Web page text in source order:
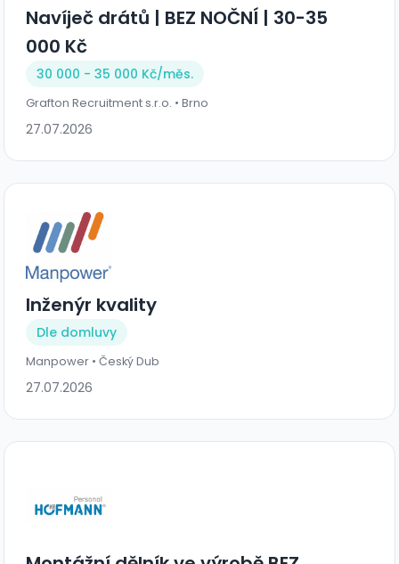
Navíječ drátů | BEZ NOČNÍ | 30-35
000 Kč
30 000 - 35 000 Kč/měs.
Grafton Recruitment s.r.o. • Brno
27.07.2026
Inženýr kvality
Dle domluvy
Manpower • Český Dub
27.07.2026